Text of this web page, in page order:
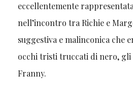
eccellentemente
nell’incontro tra Richie e
suggestiva e malinconica che
occhi tristi truccati di nero, gli
Franny.